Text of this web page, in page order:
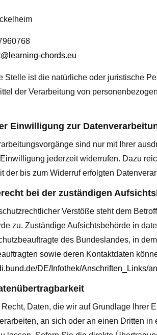
chords.eu
Stelle ist die natürliche oder juristische
der Verarbeitung von
Einwilligung zur
sind nur mit Ihrer
jederzeit widerrufen. Dazu
der bis zum Widerruf erfolgten
bei der zuständigen
Verstöße steht dem
zu. Zuständige Aufsichtsbehörde in
des Bundeslandes, in
sowie deren Kontaktdaten
DE/Infothek/Anschriften_Links/
Daten, die wir auf Grundlage Ihrer
an sich oder an einen Dritten